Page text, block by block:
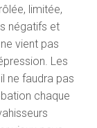
limitée,
négatifs et
vient pas
Les
ne faudra pas
chaque